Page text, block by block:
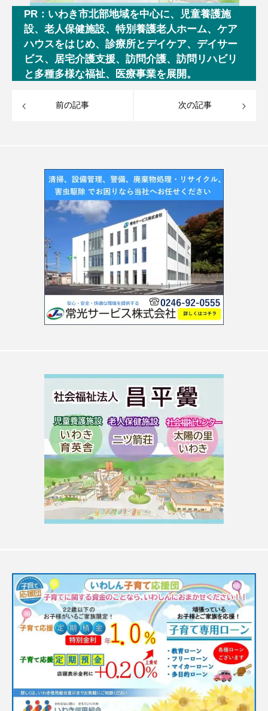
PR：いわき市北部地域を中心に、児童養護施
設、老人保健施設、特別養護老人ホーム、ケア
ハウスをはじめ、診療所とデイケア、デイサー
ビス、居宅介護支援、訪問介護、訪問リハビリ
と多種多様な福祉、医療事業を展開。
前の記事 次の記事